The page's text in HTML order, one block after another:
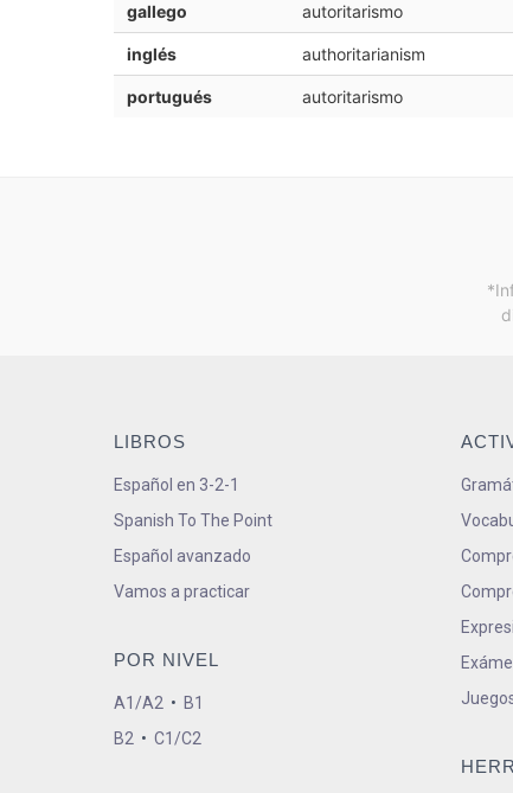
gallego autoritarismo
inglés authoritarianism
portugués autoritarismo
LIBROS
Español en 3-2-1
Spanish To The Point
Español avanzado
Vamos a practicar
POR NIVEL
A1/A2 • B1
B2 • C1/C2